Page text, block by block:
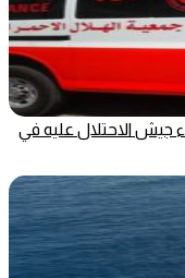
جيش الاحتلال عليه في